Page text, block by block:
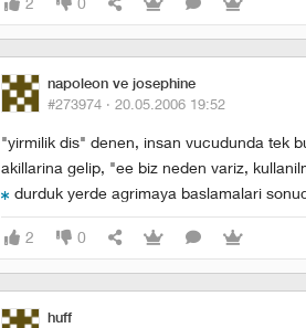
napoleon ve josephine
#273974 · 20.05.2006 19:52
"yirmilik dis" denen, insan vucudunda tek
akillarina gelip, "ee biz neden variz,
durduk yerde agrimaya baslamalari
2 0
huff